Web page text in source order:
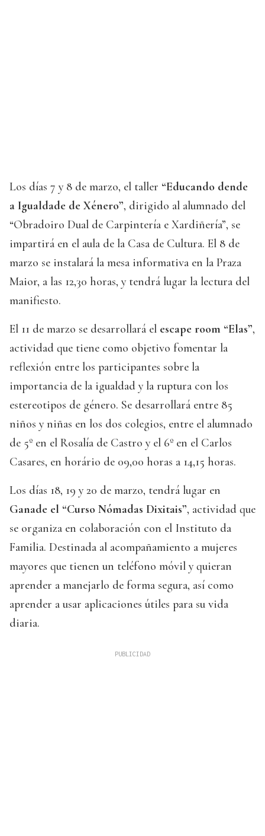
Los días 7 y 8 de marzo, el taller “Educando dende
a Igualdade de Xénero”, dirigido al alumnado del
“Obradoiro Dual de Carpintería e Xardiñería”, se
impartirá en el aula de la Casa de Cultura. El 8 de
marzo se instalará la mesa informativa en la Praza
Maior, a las 12,30 horas, y tendrá lugar la lectura del
manifiesto.
El 11 de marzo se desarrollará el escape room “Elas”,
actividad que tiene como objetivo fomentar la
reflexión entre los participantes sobre la
importancia de la igualdad y la ruptura con los
estereotipos de género. Se desarrollará entre 85
niños y niñas en los dos colegios, entre el alumnado
de 5º en el Rosalía de Castro y el 6º en el Carlos
Casares, en horário de 09,00 horas a 14,15 horas.
Los días 18, 19 y 20 de marzo, tendrá lugar en
Ganade el “Curso Nómadas Dixitais”, actividad que
se organiza en colaboración con el Instituto da
Familia. Destinada al acompañamiento a mujeres
mayores que tienen un teléfono móvil y quieran
aprender a manejarlo de forma segura, así como
aprender a usar aplicaciones útiles para su vida
diaria.